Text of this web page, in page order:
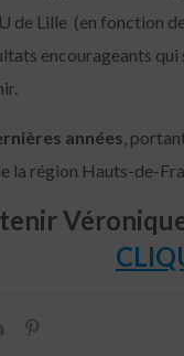
de Lille (en fonction
encourageants
années,
la région Hauts-de-